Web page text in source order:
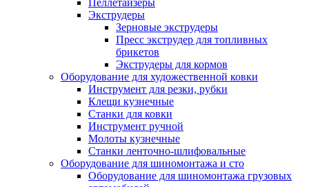
Пеллетайзеры
Экструдеры
Зерновые экструдеры
Пресс экструдер для топливных
брикетов
Экструдеры для кормов
Оборудование для художественной ковки
Инструмент для резки, рубки
Клещи кузнечные
Станки для ковки
Инструмент ручной
Молоты кузнечные
Станки ленточно-шлифовальные
Оборудование для шиномонтажа и сто
Оборудование для шиномонтажа грузовых